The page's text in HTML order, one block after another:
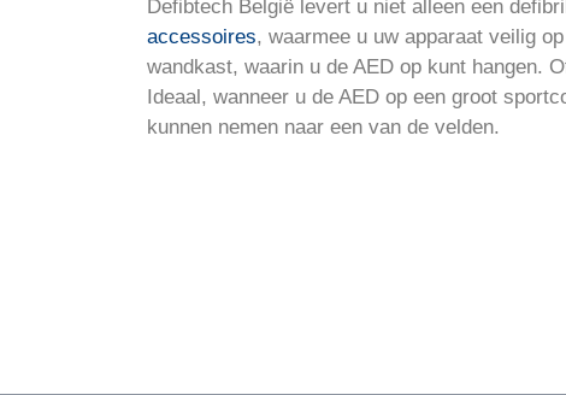
Defibtech België levert u niet alleen een
accessoires, waarmee u uw apparaat veilig
wandkast, waarin u de AED op kunt hangen.
Ideaal, wanneer u de AED op een groot
kunnen nemen naar een van de velden.